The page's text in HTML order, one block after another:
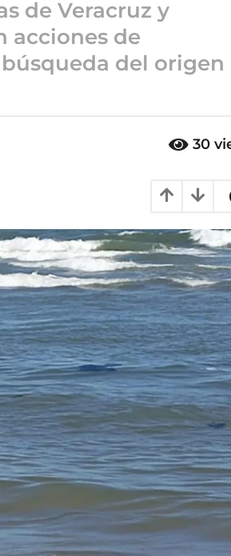
de Veracruz y
acciones de
del origen
30